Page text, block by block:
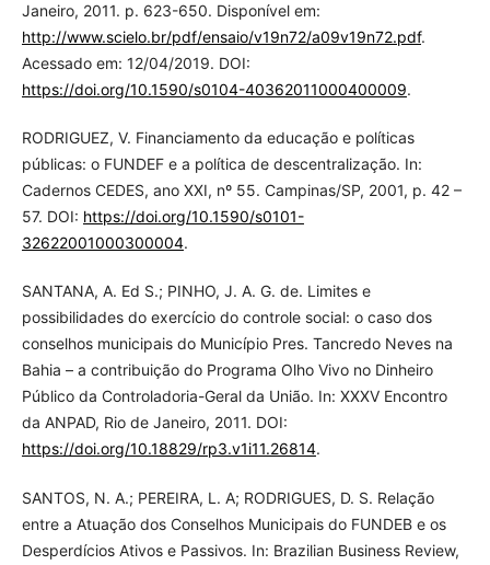
Janeiro, 2011. p. 623-650. Disponível em:
http://www.scielo.br/pdf/ensaio/v19n72/a09v19n72.pdf.
Acessado em: 12/04/2019. DOI:
https://doi.org/10.1590/s0104-40362011000400009.
RODRIGUEZ, V. Financiamento da educação e políticas
públicas: o FUNDEF e a política de descentralização. In:
Cadernos CEDES, ano XXI, nº 55. Campinas/SP, 2001, p. 42 –
57. DOI: https://doi.org/10.1590/s0101-
32622001000300004.
SANTANA, A. Ed S.; PINHO, J. A. G. de. Limites e
possibilidades do exercício do controle social: o caso dos
conselhos municipais do Município Pres. Tancredo Neves na
Bahia – a contribuição do Programa Olho Vivo no Dinheiro
Público da Controladoria-Geral da União. In: XXXV Encontro
da ANPAD, Rio de Janeiro, 2011. DOI:
https://doi.org/10.18829/rp3.v1i11.26814.
SANTOS, N. A.; PEREIRA, L. A; RODRIGUES, D. S. Relação
entre a Atuação dos Conselhos Municipais do FUNDEB e os
Desperdícios Ativos e Passivos. In: Brazilian Business Review,